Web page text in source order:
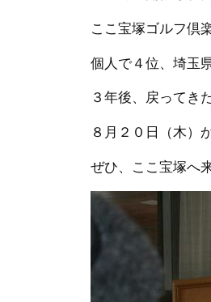
ここ宝塚ゴルフ倶
個人で４位、埼玉
３年後、戻ってき
８月２０日（木）
ぜひ、ここ宝塚へ